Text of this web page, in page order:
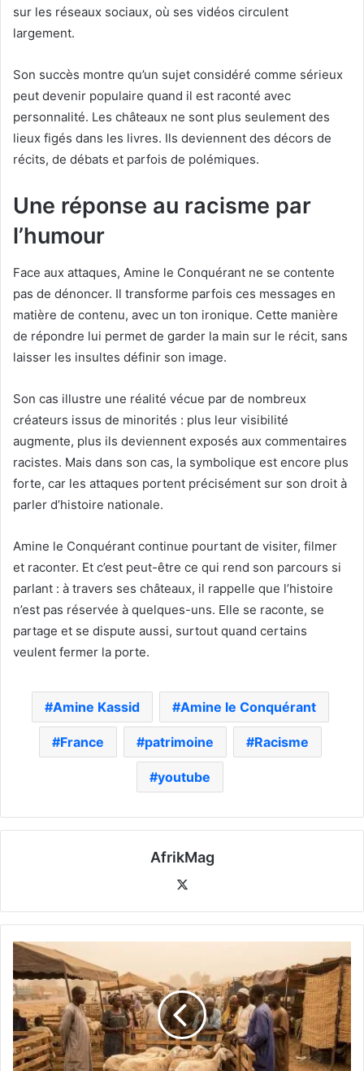
sur les réseaux sociaux, où ses vidéos circulent
largement.
Son succès montre qu’un sujet considéré comme sérieux
peut devenir populaire quand il est raconté avec
personnalité. Les châteaux ne sont plus seulement des
lieux figés dans les livres. Ils deviennent des décors de
récits, de débats et parfois de polémiques.
Une réponse au racisme par
l’humour
Face aux attaques, Amine le Conquérant ne se contente
pas de dénoncer. Il transforme parfois ces messages en
matière de contenu, avec un ton ironique. Cette manière
de répondre lui permet de garder la main sur le récit, sans
laisser les insultes définir son image.
Son cas illustre une réalité vécue par de nombreux
créateurs issus de minorités : plus leur visibilité
augmente, plus ils deviennent exposés aux commentaires
racistes. Mais dans son cas, la symbolique est encore plus
forte, car les attaques portent précisément sur son droit à
parler d’histoire nationale.
Amine le Conquérant continue pourtant de visiter, filmer
et raconter. Et c’est peut-être ce qui rend son parcours si
parlant : à travers ses châteaux, il rappelle que l’histoire
n’est pas réservée à quelques-uns. Elle se raconte, se
partage et se dispute aussi, surtout quand certains
veulent fermer la porte.
Amine Kassid Amine le Conquérant
France patrimoine Racisme
youtube
AfrikMag